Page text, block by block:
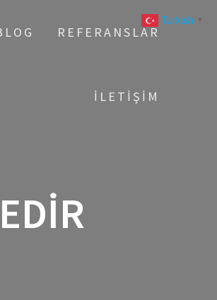
REFERANSLAR
İLETIŞIM
Turkish ▼